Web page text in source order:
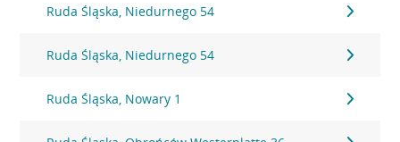
Ruda Śląska, Niedurnego 54
Ruda Śląska, Niedurnego 54
Ruda Śląska, Nowary 1